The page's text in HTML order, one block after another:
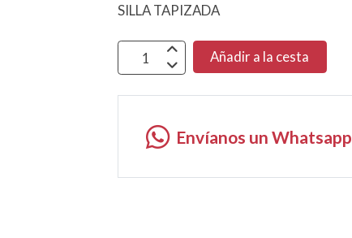
SILLA TAPIZADA
Añadir a la cesta
Envíanos un Whatsapp